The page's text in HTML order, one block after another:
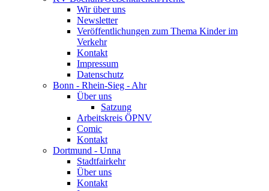
Wir über uns
Newsletter
Veröffentlichungen zum Thema Kinder im
Verkehr
Kontakt
Impressum
Datenschutz
Bonn - Rhein-Sieg - Ahr
Über uns
Satzung
Arbeitskreis ÖPNV
Comic
Kontakt
Dortmund - Unna
Stadtfairkehr
Über uns
Kontakt